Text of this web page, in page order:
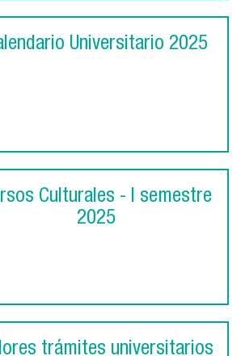
Universitario 2025
Culturales - I semestre
2025
trámites universitarios